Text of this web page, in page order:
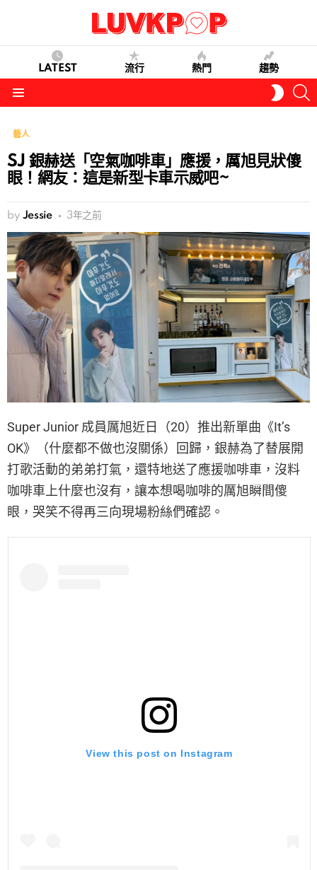
LATEST 流行 熱門 趨勢
SKIN
藝人
SJ 銀赫送「空氣咖啡車」應援，厲旭見狀傻
眼！網友：這是新型卡車示威吧~
by Jessie 3年之前
Super Junior 成員厲旭近日（20）推出新單曲《It’s
OK》（什麼都不做也沒關係）回歸，銀赫為了替展開
打歌活動的弟弟打氣，還特地送了應援咖啡車，沒料
咖啡車上什麼也沒有，讓本想喝咖啡的厲旭瞬間傻
眼，哭笑不得再三向現場粉絲們確認。
View this post on Instagram